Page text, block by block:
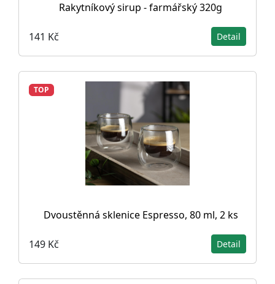
Rakytníkový sirup - farmářský 320g
141 Kč Detail
TOP
Dvoustěnná sklenice Espresso, 80 ml, 2 ks
149 Kč Detail